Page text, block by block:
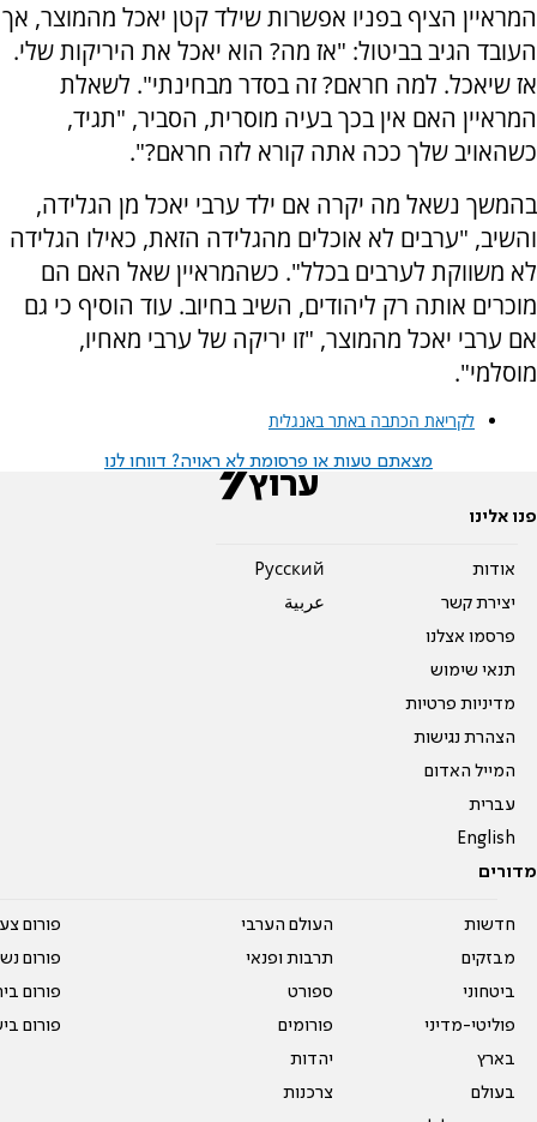
המראיין הציף בפניו אפשרות שילד קטן יאכל מהמוצר, אך
העובד הגיב בביטול: "אז מה? הוא יאכל את היריקות שלי.
אז שיאכל. למה חראם? זה בסדר מבחינתי". לשאלת
המראיין האם אין בכך בעיה מוסרית, הסביר, "תגיד,
כשהאויב שלך ככה אתה קורא לזה חראם?".
בהמשך נשאל מה יקרה אם ילד ערבי יאכל מן הגלידה,
והשיב, "ערבים לא אוכלים מהגלידה הזאת, כאילו הגלידה
לא משווקת לערבים בכלל". כשהמראיין שאל האם הם
מוכרים אותה רק ליהודים, השיב בחיוב. עוד הוסיף כי גם
אם ערבי יאכל מהמוצר, "זו יריקה של ערבי מאחיו,
מוסלמי".
לקריאת הכתבה באתר באנגלית
מצאתם טעות או פרסומת לא ראויה? דווחו לנו
פנו אלינו
אודות
יצירת קשר
פרסמו אצלנו
תנאי שימוש
מדיניות פרטיות
הצהרת נגישות
המייל האדום
עברית
English
Pусский
عربية
מדורים
חדשות
מבזקים
ביטחוני
פוליטי-מדיני
בארץ
בעולם
העולם הערבי
תרבות ופנאי
ספורט
פורומים
יהדות
צרכנות
פורום
פורום
פורום
פורום